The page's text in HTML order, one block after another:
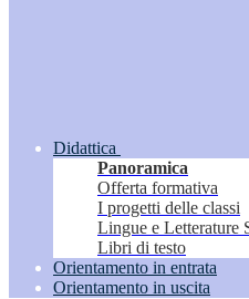
Didattica
Panoramica
Offerta formativa
I progetti delle classi
Lingue e Letterature
Libri di testo
Orientamento in entrata
Orientamento in uscita